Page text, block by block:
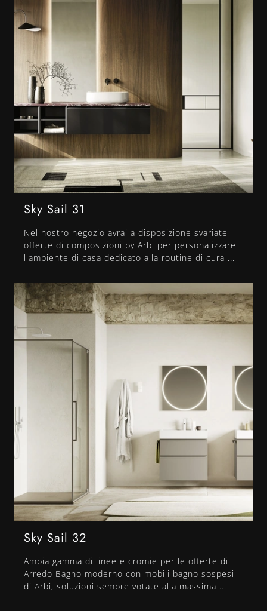
Sky Sail 31
Nel nostro negozio avrai a disposizione svariate
offerte di composizioni by Arbi per personalizzare
l'ambiente di casa dedicato alla routine di cura ...
Sky Sail 32
Ampia gamma di linee e cromie per le offerte di
Arredo Bagno moderno con mobili bagno sospesi
di Arbi, soluzioni sempre votate alla massima ...